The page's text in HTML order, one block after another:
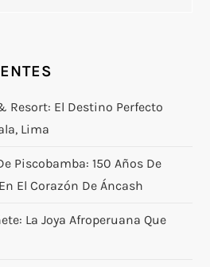
El Destino Perfecto
Lima
Piscobamba: 150 Años De
El Corazón De Áncash
La Joya Afroperuana Que